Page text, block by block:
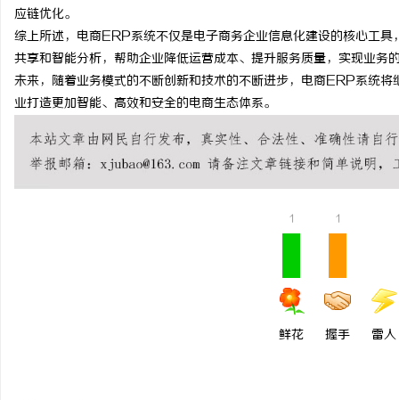
应链优化。
综上所述，电商ERP系统不仅是电子商务企业信息化建设的核心工
共享和智能分析，帮助企业降低运营成本、提升服务质量，实现业务
未来，随着业务模式的不断创新和技术的不断进步，电商ERP系统
业打造更加智能、高效和安全的电商生态体系。
1
鲜花
1
握手 雷人
法律困境